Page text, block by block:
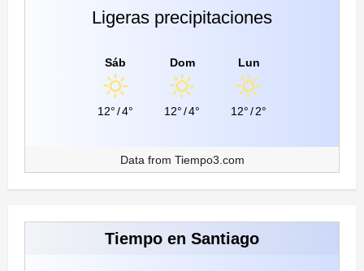
Ligeras precipitaciones
Sáb
12°/4°
Dom
12°/4°
Lun
12°/2°
Data from Tiempo3.com
Tiempo en Santiago